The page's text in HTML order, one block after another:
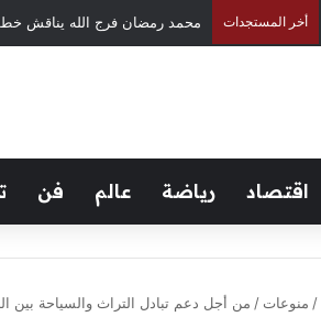
أخر المستجدات Negusflex.. صانع المحتوى الذي حوّل الكوميديا إلى لغة عالمية
اقتصاد رياضة عالم فن
/ منوعات / من أجل دعم تبادل التراث والسياحة بين